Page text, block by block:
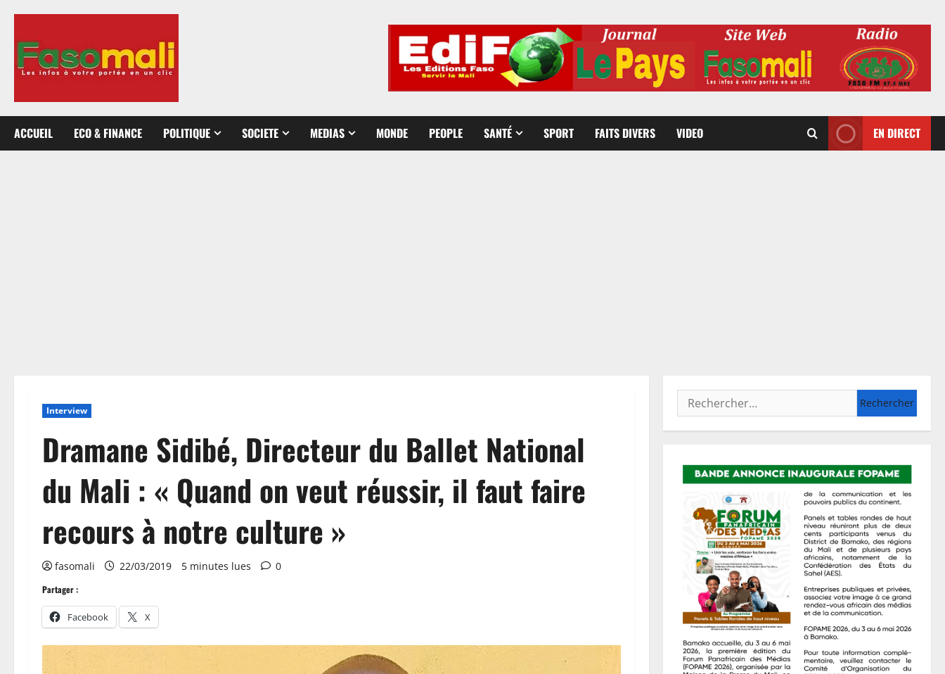
contenu
ACCUEIL ECO & FINANCE POLITIQUE SOCIETE MEDIAS MONDE PEOPLE SANTÉ SPORT FAITS DIVERS VIDEO EN DIRECT
Interview
Dramane Sidibé, Directeur du Ballet National
du Mali : « Quand on veut réussir, il faut faire
recours à notre culture »
fasomali 22/03/2019 5 minutes lues 0
Partager :
Facebook X
Rechercher :